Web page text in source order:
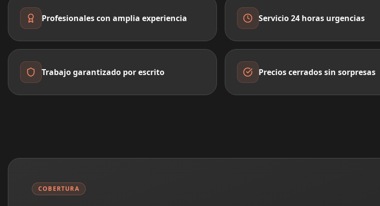
Profesionales con amplia experiencia Servicio 24 horas urgencias
Trabajo garantizado por escrito Precios cerrados sin sorpresas
COBERTURA